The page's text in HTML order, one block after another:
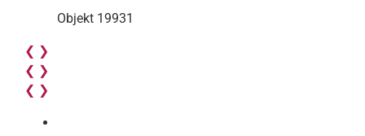
Objekt 19931
❮ ❯
❮ ❯
❮ ❯